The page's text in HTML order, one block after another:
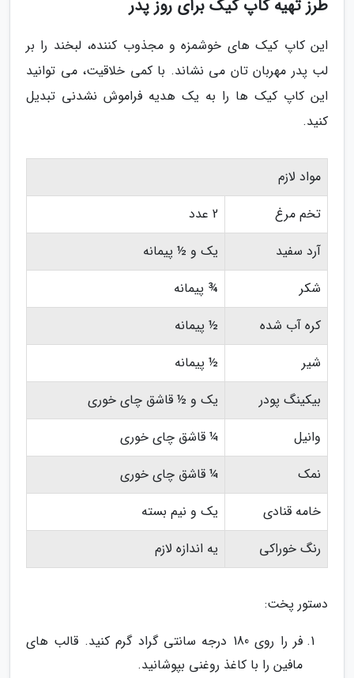
طرز تهیه کاپ کیک برای روز پدر
این کاپ کیک های خوشمزه و مجذوب کننده، لبخند را بر
لب پدر مهربان تان می نشاند. با کمی خلاقیت، می توانید
این کاپ کیک ها را به یک هدیه فراموش نشدنی تبدیل
کنید.
مواد لازم
تخم مرغ
2 عدد
آرد سفید
یک و ½ پیمانه
شکر
¾ پیمانه
کره آب شده
½ پیمانه
شیر
½ پیمانه
بیکینگ پودر
یک و ½ قاشق چای خوری
وانیل
¼ قاشق چای خوری
نمک
¼ قاشق چای خوری
خامه قنادی
یک و نیم بسته
رنگ خوراکی
یه اندازه لازم
دستور پخت:
فر را روی 180 درجه سانتی گراد گرم کنید. قالب های
مافین را با کاغذ روغنی بپوشانید.